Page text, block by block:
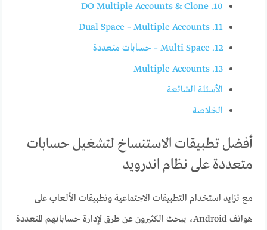
10. DO Multiple Accounts & Clone
11. Dual Space – Multiple Accounts
12. Multi Space – حسابات متعددة
13. Multiple Accounts
الأسئلة الشائعة
الخلاصة
أفضل تطبيقات الاستنساخ لتشغيل حسابات
متعددة على نظام اندرويد
مع تزايد استخدام التطبيقات الاجتماعية وتطبيقات الألعاب على
هواتف Android، يبحث الكثيرون عن طرق لإدارة حساباتهم المتعددة